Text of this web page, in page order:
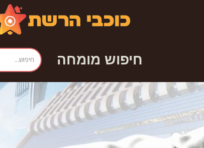
חיפוש מומחה